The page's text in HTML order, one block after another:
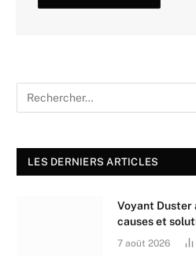
LES DERNIERS ARTICLES
Voyant Duster
causes et
7 août 2026